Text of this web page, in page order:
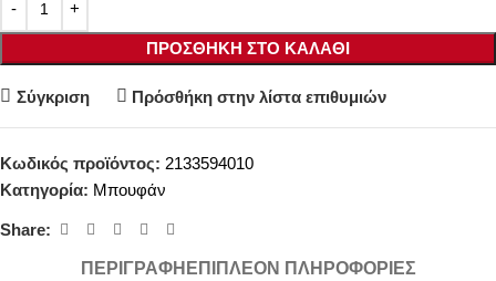
ΠΡΟΣΘΉΚΗ ΣΤΟ ΚΑΛΆΘΙ
Σύγκριση Πρόσθήκη στην λίστα επιθυμιών
Κωδικός προϊόντος: 2133594010
Κατηγορία: Μπουφάν
Share:
ΠΕΡΙΓΡΑΦΉΕΠΙΠΛΈΟΝ ΠΛΗΡΟΦΟΡΊΕΣ